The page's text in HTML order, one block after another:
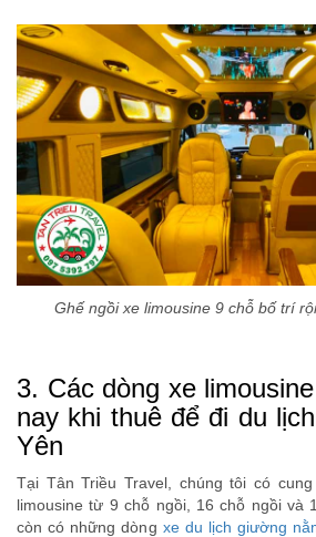
Ghế ngồi xe limousine 9 chỗ bố trí
3. Các dòng xe
nay khi thuê để đi du
Yên
Tại Tân Triều Travel, chúng tôi có
limousine từ 9 chỗ ngồi, 16 chỗ ngồi và
còn có những dòng xe du lịch giường